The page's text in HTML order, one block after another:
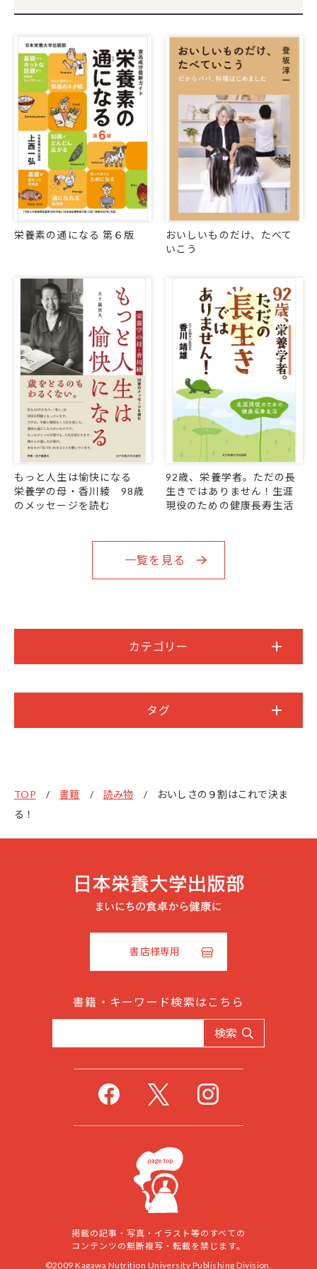
栄養素の通になる 第６版
おいしいものだけ、たべて
いこう
もっと人生は愉快になる
栄養学の母・香川綾 98歳
のメッセージを読む
92歳、栄養学者。ただの長
生きではありません！生涯
現役のための健康長寿生活
一覧を見る
カテゴリー
タグ
TOP 書籍 読み物
おいしさの９割はこれで決ま
る！
書店様専用
書籍・キーワード検索はこちら
検索
掲載の記事・写真・イラスト等のすべての
コンテンツの無断複写・転載を禁じます。
©2009 Kagawa Nutrition University Publishing Division.